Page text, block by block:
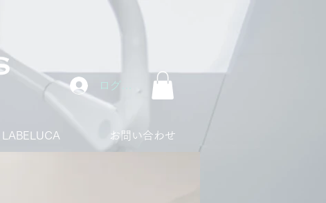
ログイン
LABELUCA お問い合わせ